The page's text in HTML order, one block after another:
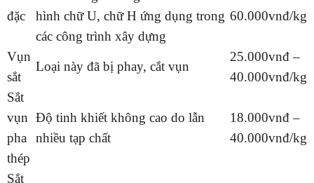
đặc
hình chữ U, chữ H ứng dụng trong
các công trình xây dựng
60.000vnđ/kg
Vụn
sắt
Loại này đã bị phay, cắt vụn
25.000vnđ –
40.000vnđ/kg
Sắt
vụn
pha
thép
Độ tinh khiết không cao do lẫn
nhiều tạp chất
18.000vnđ –
40.000vnđ/kg
Sắt